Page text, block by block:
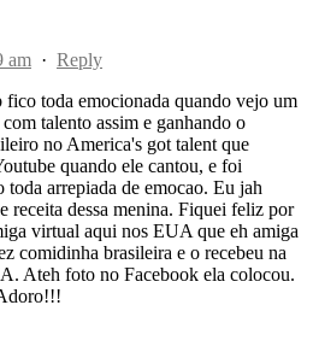
am · Reply
toda emocionada quando vejo um
talento assim e ganhando o
no America's got talent que
quando ele cantou, e foi
arrepiada de emocao. Eu jah
receita dessa menina. Fiquei feliz por
virtual aqui nos EUA que eh amiga
comidinha brasileira e o recebeu na
Ateh foto no Facebook ela colocou.